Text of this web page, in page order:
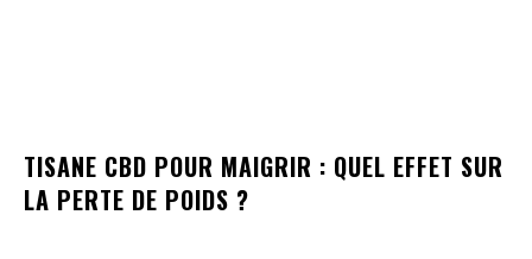
TISANE CBD POUR MAIGRIR : QUEL EFFET SUR
LA PERTE DE POIDS ?